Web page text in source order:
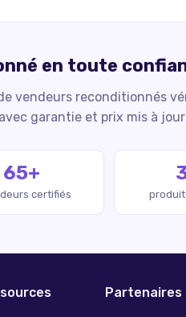
en toute
vendeurs reconditionnés
garantie et prix mis à
65+
certifiés
Partenaires